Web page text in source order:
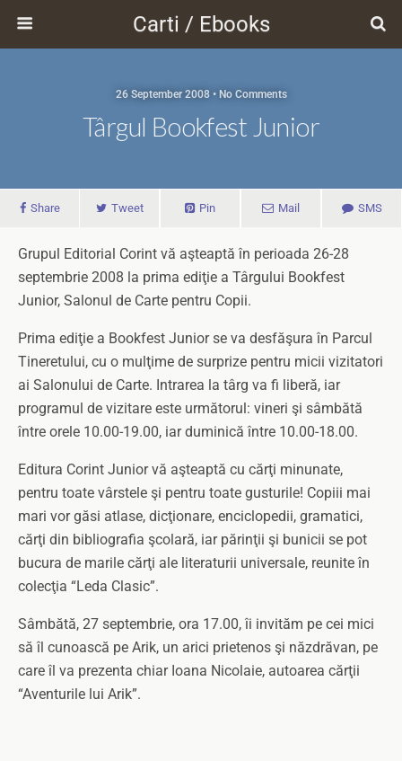
Carti / Ebooks
26 September 2008 • No Comments
Târgul Bookfest Junior
Share Tweet Pin Mail SMS
Grupul Editorial Corint vă aşteaptă în perioada 26-28
septembrie 2008 la prima ediţie a Târgului Bookfest
Junior, Salonul de Carte pentru Copii.
Prima ediţie a Bookfest Junior se va desfăşura în Parcul
Tineretului, cu o mulţime de surprize pentru micii vizitatori
ai Salonului de Carte. Intrarea la târg va fi liberă, iar
programul de vizitare este următorul: vineri şi sâmbătă
între orele 10.00-19.00, iar duminică între 10.00-18.00.
Editura Corint Junior vă aşteaptă cu cărţi minunate,
pentru toate vârstele şi pentru toate gusturile! Copiii mai
mari vor găsi atlase, dicţionare, enciclopedii, gramatici,
cărţi din bibliografia şcolară, iar părinţii şi bunicii se pot
bucura de marile cărţi ale literaturii universale, reunite în
colecţia “Leda Clasic”.
Sâmbătă, 27 septembrie, ora 17.00, îi invităm pe cei mici
să îl cunoască pe Arik, un arici prietenos şi năzdrăvan, pe
care îl va prezenta chiar Ioana Nicolaie, autoarea cărţii
“Aventurile lui Arik”.